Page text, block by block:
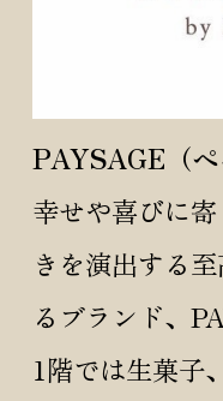
PAYSAGE（ペ
幸せや喜びに
きを演出する
るブランド、
1階では生菓子